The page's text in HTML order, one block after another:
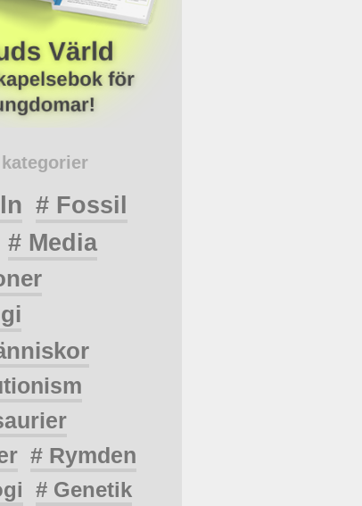
# Fossil
# Media
# Rymden
# Genetik